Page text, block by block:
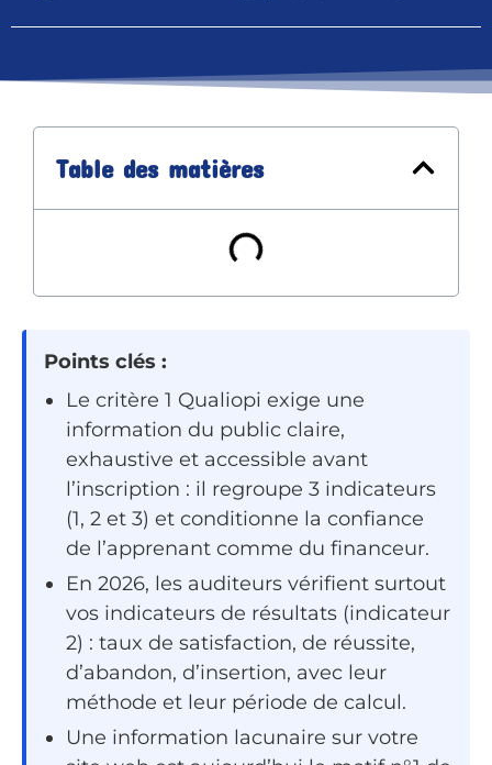
Table des matières
Points clés :
Le critère 1 Qualiopi exige une
information du public claire,
exhaustive et accessible avant
l’inscription : il regroupe 3 indicateurs
(1, 2 et 3) et conditionne la confiance
de l’apprenant comme du financeur.
En 2026, les auditeurs vérifient surtout
vos indicateurs de résultats (indicateur
2) : taux de satisfaction, de réussite,
d’abandon, d’insertion, avec leur
méthode et leur période de calcul.
Une information lacunaire sur votre